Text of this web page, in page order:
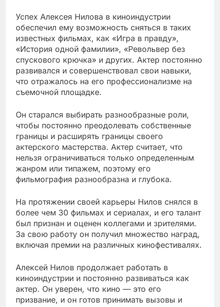
Успех Алексея Нилова в киноиндустрии
обеспечил ему возможность сняться в таких
известных фильмах, как «Игра в правду»,
«История одной фамилии», «Револьвер без
спускового крючка» и других. Актер постоянно
развивался и совершенствовал свои навыки,
что отражалось на его профессионализме на
съемочной площадке.
Он старался выбирать разнообразные роли,
чтобы постоянно преодолевать собственные
границы и расширять границы своего
актерского мастерства. Актер считает, что
нельзя ограничиваться только определенным
жанром или типажем, поэтому его
фильмография разнообразна и глубока.
На протяжении своей карьеры Нилов снялся в
более чем 30 фильмах и сериалах, и его талант
был признан и оценен коллегами и зрителями.
За свою работу он получил множество наград,
включая премии на различных кинофестивалях.
Алексей Нилов продолжает работать в
киноиндустрии и постоянно развиваться как
актер. Он уверен, что кино — это его
призвание, и он готов принимать вызовы и